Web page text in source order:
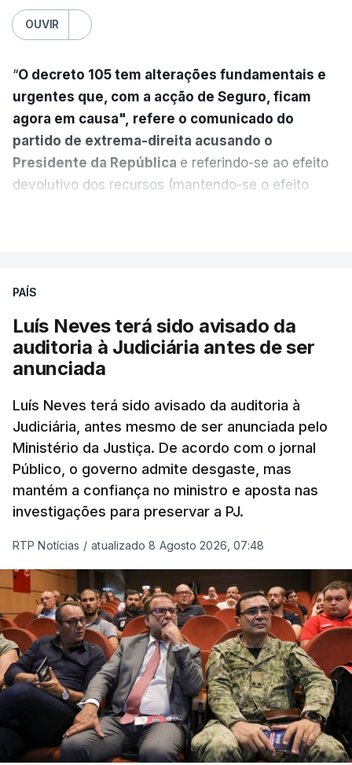
OUVIR
“O decreto 105 tem alterações fundamentais e
urgentes que, com a acção de Seguro, ficam
agora em causa", refere o comunicado do
partido de extrema-direita acusando o
Presidente da República e referindo-se ao efeito
devolutivo dos recursos (mantendo-se o efeito
quanto à possibilidade de expulsar do país
cidadãos adultos em situação ilegal, se
tiverem filhos menores.
prazo de 60 dias, os imigrantes terão que ser
libertados,ainda que os seus pedidos de asilo
tenham sido rejeitados pelas autoridades
competentes”, referem.
“Isto é de uma enorme irresponsabilidade
poderem entrar e residir legalmente em Portugal”,
acrescenta, concluindo que“são exactamente
este tipo de actos políticos irresponsáveis que
produzem o designado efeito de chamada, ou
por outras palavras, são estes buracos na lei
que são usados pelas redes de tráfico de seres
humanos para trazer pessoas para a Europa”.
Termina enfatizando que, como no caso de Ceuta,
PAÍS
Luís Neves terá sido avisado da
auditoria à Judiciária antes de ser
anunciada
Luís Neves terá sido avisado da auditoria à
Judiciária, antes mesmo de ser anunciada pelo
Ministério da Justiça. De acordo com o jornal
Público, o governo admite desgaste, mas
mantém a confiança no ministro e aposta nas
investigações para preservar a PJ.
RTP Notícias / atualizado 8 Agosto 2026, 07:48